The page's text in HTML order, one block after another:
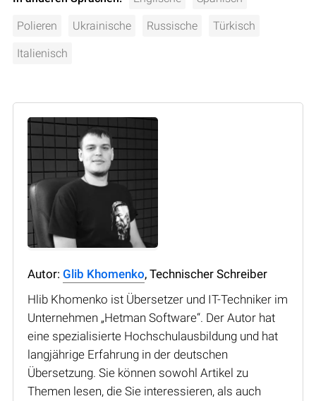
Polieren Ukrainische Russische Türkisch
Italienisch
Autor: Glib Khomenko, Technischer Schreiber
Hlib Khomenko ist Übersetzer und IT-Techniker im
Unternehmen „Hetman Software“. Der Autor hat
eine spezialisierte Hochschulausbildung und hat
langjährige Erfahrung in der deutschen
Übersetzung. Sie können sowohl Artikel zu
Themen lesen, die Sie interessieren, als auch